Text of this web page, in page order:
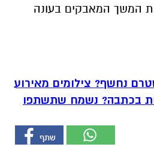
המשך המאבקים בעונה
נחשף? צילומים מאירוע
בכתבה? נשמח שתשתפו